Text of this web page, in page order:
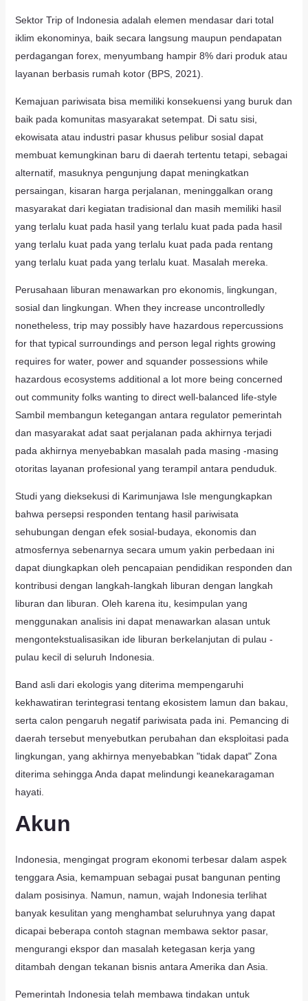
Sektor Trip of Indonesia adalah elemen mendasar dari total
iklim ekonominya, baik secara langsung maupun pendapatan
perdagangan forex, menyumbang hampir 8% dari produk atau
layanan berbasis rumah kotor (BPS, 2021).
Kemajuan pariwisata bisa memiliki konsekuensi yang buruk dan
baik pada komunitas masyarakat setempat. Di satu sisi,
ekowisata atau industri pasar khusus pelibur sosial dapat
membuat kemungkinan baru di daerah tertentu tetapi, sebagai
alternatif, masuknya pengunjung dapat meningkatkan
persaingan, kisaran harga perjalanan, meninggalkan orang
masyarakat dari kegiatan tradisional dan masih memiliki hasil
yang terlalu kuat pada hasil yang terlalu kuat pada pada hasil
yang terlalu kuat pada yang terlalu kuat pada pada rentang
yang terlalu kuat pada yang terlalu kuat. Masalah mereka.
Perusahaan liburan menawarkan pro ekonomis, lingkungan,
sosial dan lingkungan. When they increase uncontrolledly
nonetheless, trip may possibly have hazardous repercussions
for that typical surroundings and person legal rights growing
requires for water, power and squander possessions while
hazardous ecosystems additional a lot more being concerned
out community folks wanting to direct well-balanced life-style
Sambil membangun ketegangan antara regulator pemerintah
dan masyarakat adat saat perjalanan pada akhirnya terjadi
pada akhirnya menyebabkan masalah pada masing -masing
otoritas layanan profesional yang terampil antara penduduk.
Studi yang dieksekusi di Karimunjawa Isle mengungkapkan
bahwa persepsi responden tentang hasil pariwisata
sehubungan dengan efek sosial-budaya, ekonomis dan
atmosfernya sebenarnya secara umum yakin perbedaan ini
dapat diungkapkan oleh pencapaian pendidikan responden dan
kontribusi dengan langkah-langkah liburan dengan langkah
liburan dan liburan. Oleh karena itu, kesimpulan yang
menggunakan analisis ini dapat menawarkan alasan untuk
mengontekstualisasikan ide liburan berkelanjutan di pulau -
pulau kecil di seluruh Indonesia.
Band asli dari ekologis yang diterima mempengaruhi
kekhawatiran terintegrasi tentang ekosistem lamun dan bakau,
serta calon pengaruh negatif pariwisata pada ini. Pemancing di
daerah tersebut menyebutkan perubahan dan eksploitasi pada
lingkungan, yang akhirnya menyebabkan "tidak dapat" Zona
diterima sehingga Anda dapat melindungi keanekaragaman
hayati.
Akun
Indonesia, mengingat program ekonomi terbesar dalam aspek
tenggara Asia, kemampuan sebagai pusat bangunan penting
dalam posisinya. Namun, namun, wajah Indonesia terlihat
banyak kesulitan yang menghambat seluruhnya yang dapat
dicapai beberapa contoh stagnan membawa sektor pasar,
mengurangi ekspor dan masalah ketegasan kerja yang
ditambah dengan tekanan bisnis antara Amerika dan Asia.
Pemerintah Indonesia telah membawa tindakan untuk